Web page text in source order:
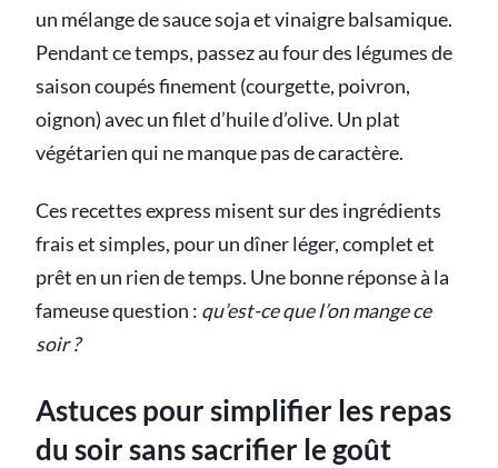
un mélange de sauce soja et vinaigre balsamique.
Pendant ce temps, passez au four des légumes de
saison coupés finement (courgette, poivron,
oignon) avec un filet d’huile d’olive. Un plat
végétarien qui ne manque pas de caractère.
Ces recettes express misent sur des ingrédients
frais et simples, pour un dîner léger, complet et
prêt en un rien de temps. Une bonne réponse à la
fameuse question : qu’est-ce que l’on mange ce
soir ?
Astuces pour simplifier les repas
du soir sans sacrifier le goût